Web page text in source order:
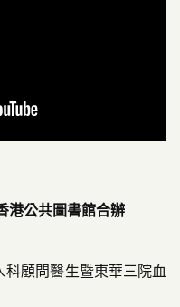
港公共圖書館合辦
顧問醫生暨東華三院血